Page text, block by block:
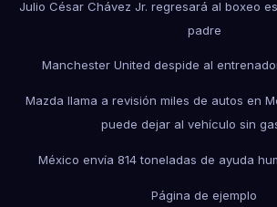
Julio César Chávez Jr. regresará al boxeo
padre
Manchester United despide al
Mazda llama a revisión miles de autos en
puede dejar al vehículo sin
México envía 814 toneladas de ayuda
Página de ejemplo